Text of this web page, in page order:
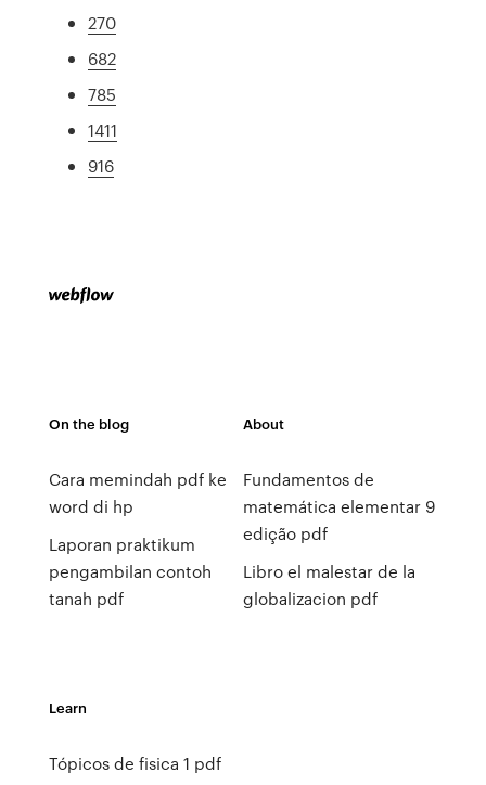
270
682
785
1411
916
On the blog
Cara memindah pdf ke
word di hp
Laporan praktikum
pengambilan contoh
tanah pdf
About
Fundamentos de
matemática elementar 9
edição pdf
Libro el malestar de la
globalizacion pdf
Learn
Tópicos de fisica 1 pdf